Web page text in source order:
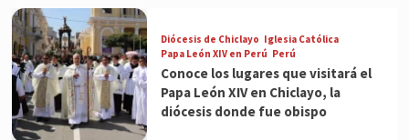
Diócesis de Chiclayo Iglesia Católica
Papa León XIV en Perú Perú
Conoce los lugares que visitará el
Papa León XIV en Chiclayo, la
diócesis donde fue obispo